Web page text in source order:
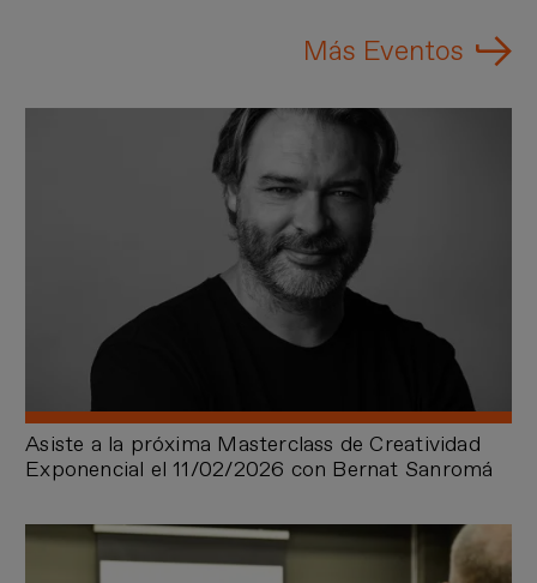
Asiste a la próxima Masterclass de Creatividad
Exponencial el 11/02/2026 con Bernat Sanromá
Más Eventos